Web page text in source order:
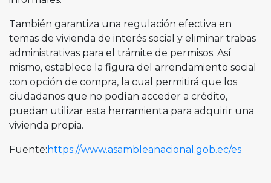
También garantiza una regulación efectiva en
temas de vivienda de interés social y eliminar trabas
administrativas para el trámite de permisos. Así
mismo, establece la figura del arrendamiento social
con opción de compra, la cual permitirá que los
ciudadanos que no podían acceder a crédito,
puedan utilizar esta herramienta para adquirir una
vivienda propia.
Fuente: https://www.asambleanacional.gob.ec/es